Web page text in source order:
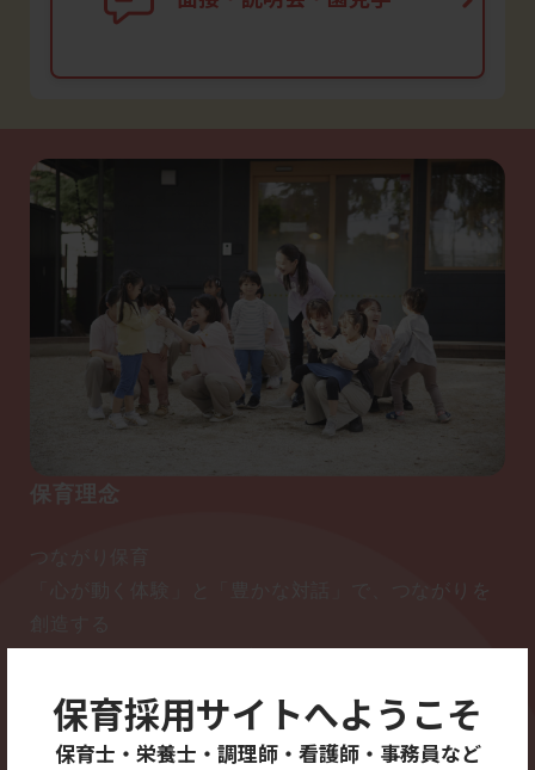
保育採用サイトへようこそ
保育士・栄養士・調理師・看護師・事務員など
保育理念
つながり保育
「心が動く体験」と「豊かな対話」で、つながりを
●地域とつながる：「市民」になる
●スタッフ同士つながる：「チーム」になる